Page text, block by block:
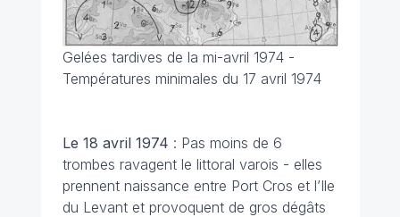
Gelées tardives de la mi-avril 1974 -
Températures minimales du 17 avril 1974
Le 18 avril 1974 : Pas moins de 6
trombes ravagent le littoral varois - elles
prennent naissance entre Port Cros et l’Ile
du Levant et provoquent de gros dégâts